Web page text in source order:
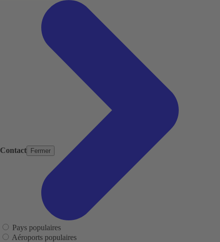
Contact Fermer
Pays populaires
Aéroports populaires